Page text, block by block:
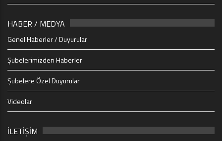
HABER / MEDYA
Genel Haberler / Duyurular
Şubelerimizden Haberler
Şubelere Özel Duyurular
Videolar
İLETİŞİM